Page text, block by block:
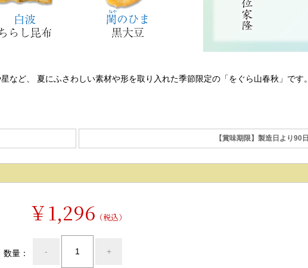
ど、 夏にふさわしい素材や形を取り入れた季節限定の「をぐら山春秋」です。
【賞味期限】製造日より90日
￥1,296 （税込）
数量： - +